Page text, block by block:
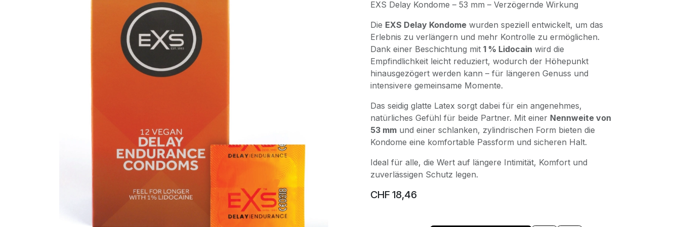
EXS Delay Kondome – 53 mm – Verzögernde Wirkung
Die EXS Delay Kondome wurden speziell entwickelt, um das
Erlebnis zu verlängern und mehr Kontrolle zu ermöglichen.
Dank einer Beschichtung mit 1 % Lidocain wird die
Empfindlichkeit leicht reduziert, wodurch der Höhepunkt
hinausgezögert werden kann – für längeren Genuss und
intensivere gemeinsame Momente.
Das seidig glatte Latex sorgt dabei für ein angenehmes,
natürliches Gefühl für beide Partner. Mit einer Nennweite von
53 mm und einer schlanken, zylindrischen Form bieten die
Kondome eine komfortable Passform und sicheren Halt.
Ideal für alle, die Wert auf längere Intimität, Komfort und
zuverlässigen Schutz legen.
CHF 18,46